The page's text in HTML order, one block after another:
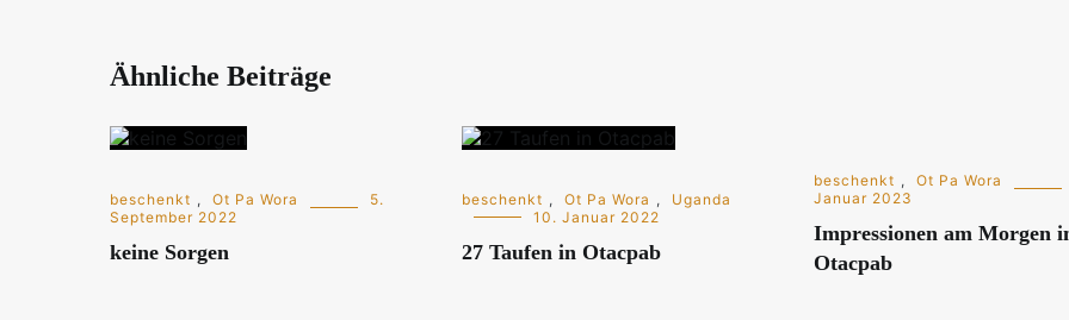
Ähnliche Beiträge
beschenkt , Ot Pa Wora
5.
September 2022
keine Sorgen
beschenkt , Ot Pa Wora ,
Uganda
10. Januar 2022
27 Taufen in Otacpab
beschenkt , Ot Pa Wora
Januar 2023
Impressionen am Morgen
Otacpab